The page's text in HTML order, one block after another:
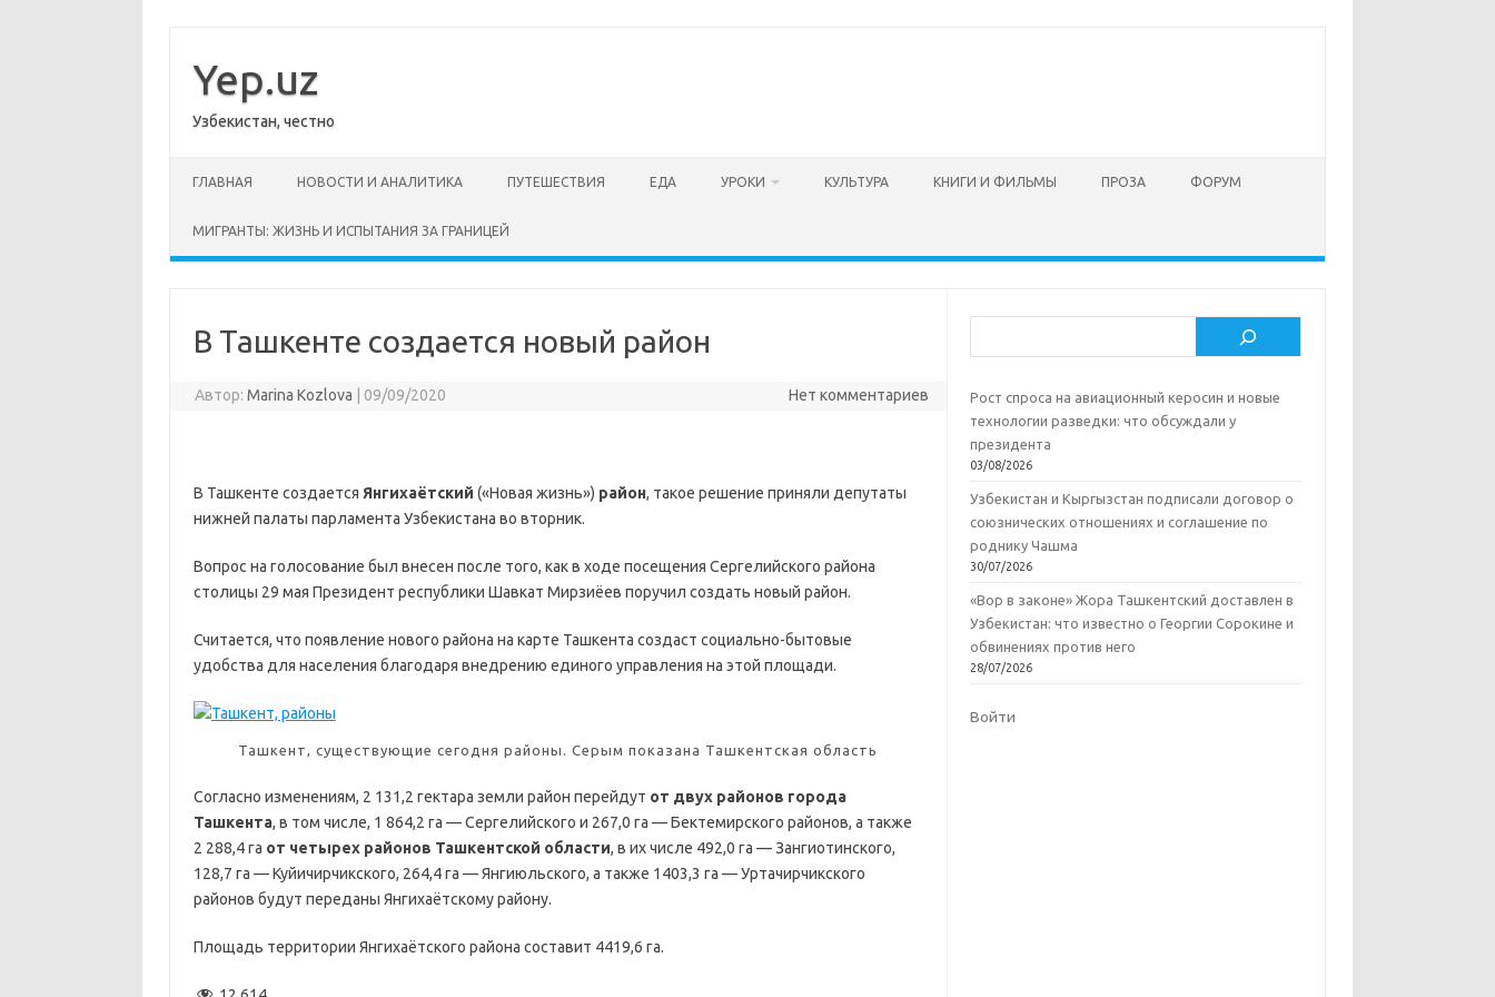
содержимому
Yep.uz
Узбекистан, честно
ГЛАВНАЯ НОВОСТИ И АНАЛИТИКА ПУТЕШЕСТВИЯ ЕДА УРОКИ КУЛЬТУРА КНИГИ И ФИЛЬМЫ ПРОЗА ФОРУМ
МИГРАНТЫ: ЖИЗНЬ И ИСПЫТАНИЯ ЗА ГРАНИЦЕЙ
В Ташкенте создается новый район
Автор: Marina Kozlova 09/09/2020 Нет комментариев
В Ташкенте создается Янгихаётский («Новая жизнь») район, такое решение приняли депутаты
нижней палаты парламента Узбекистана во вторник.
Вопрос на голосование был внесен после того, как в ходе посещения Сергелийского района
столицы 29 мая Президент республики Шавкат Мирзиёев поручил создать новый район.
Считается, что появление нового района на карте Ташкента создаст социально-бытовые
удобства для населения благодаря внедрению единого управления на этой площади.
Ташкент, существующие сегодня районы. Серым показана Ташкентская область
Согласно изменениям, 2 131,2 гектара земли район перейдут от двух районов города
Ташкента, в том числе, 1 864,2 га — Сергелийского и 267,0 га — Бектемирского районов, а также
2 288,4 га от четырех районов Ташкентской области, в их числе 492,0 га — Зангиотинского,
128,7 га — Куйичирчикского, 264,4 га — Янгиюльского, а также 1403,3 га — Уртачирчикского
районов будут переданы Янгихаётскому району.
Площадь территории Янгихаётского района составит 4419,6 га.
Рост спроса на авиационный керосин и новые
технологии разведки: что обсуждали у
президента
03/08/2026
Узбекистан и Кыргызстан подписали договор о
союзнических отношениях и соглашение по
роднику Чашма
30/07/2026
«Вор в законе» Жора Ташкентский доставлен в
Узбекистан: что известно о Георгии Сорокине и
обвинениях против него
28/07/2026
Войти